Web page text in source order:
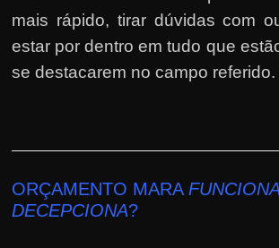
mais rápido, tirar dúvidas com
estar por dentro em tudo que
se destacarem no campo referido.
ORÇAMENTO MARAFUNCIONA
DECEPCIONA?